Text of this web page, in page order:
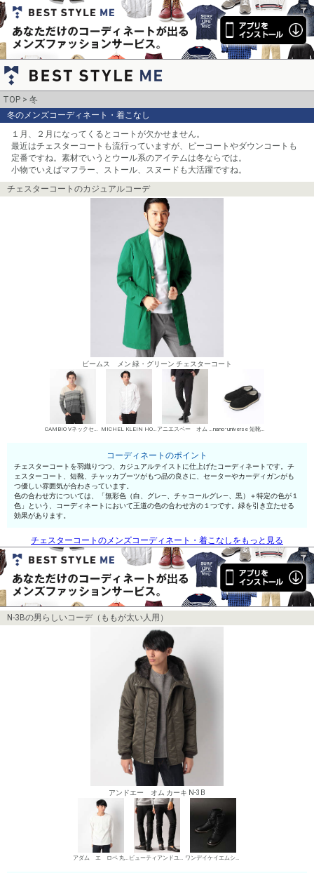
TOP
冬
冬のメンズコーディネート・着こなし
１月、２月になってくるとコートが欠かせません。
最近はチェスターコートも流行っていますが、ピーコートやダウンコートも
定番ですね。素材でいうとウール系のアイテムは冬ならでは。
小物でいえばマフラー、ストール、スヌードも大活躍ですね。
チェスターコートのカジュアルコーデ
ビームス メン 緑・グリーン チェスターコート
CAMBIO Vネックセーター MICHEL KLEIN HOMME シャツ アニエスベー オム チノパン・綿パン nano･universe 短靴・レザーシューズ
コーディネートのポイント
チェスターコートを羽織りつつ、カジュアルテイストに仕上げたコーディネートです。チ
ェスターコート、短靴、チャッカブーツがもつ品の良さに、セーターやカーディガンがも
つ優しい雰囲気が合わさっています。
色の合わせ方については、「無彩色（白、グレ—、チャコールグレ—、黒）＋特定の色が１
色」という、コーディネートにおいて王道の色の合わせ方の１つです。緑を引き立たせる
効果があります。
チェスターコートのメンズコーディネート・着こなしをもっと見る
N-3Bの男らしいコーデ（ももが太い人用）
アンドエー オム カーキ N-3B
アダム エ ロペ 丸首Tシャツ ビューティアンドユース ユナイテッドアローズ デニムパンツ・ジーンズ ワンデイケイエムシー エンジニア・ペコスブーツ